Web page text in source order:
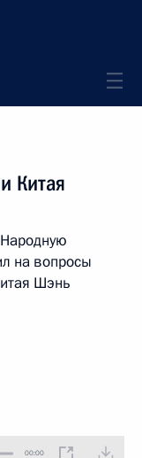
Китая
на вопросы
Шэнь
00:00